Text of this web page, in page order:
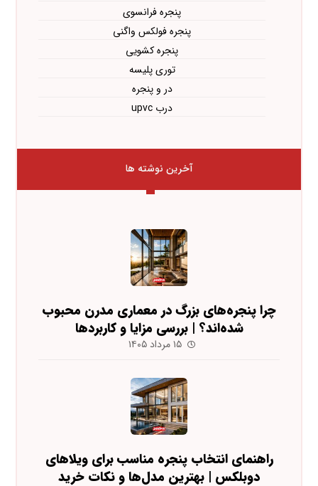
پنجره فرانسوی
پنجره فولکس واگنی
پنجره کشویی
توری پلیسه
در و پنجره
درب upvc
آخرین نوشته ها
چرا پنجره‌های بزرگ در معماری مدرن محبوب
شده‌اند؟ | بررسی مزایا و کاربردها
۱۵ مرداد ۱۴۰۵
راهنمای انتخاب پنجره مناسب برای ویلاهای
دوبلکس | بهترین مدل‌ها و نکات خرید